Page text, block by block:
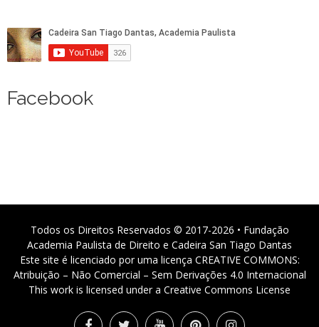
Facebook
Todos os Direitos Reservados © 2017-2026 • Fundação
Academia Paulista de Direito e Cadeira San Tiago Dantas
Este site é licenciado por uma licença CREATIVE COMMONS:
Atribuição – Não Comercial – Sem Derivações 4.0 Internacional
This work is licensed under a Creative Commons License